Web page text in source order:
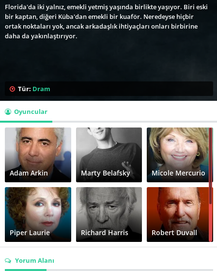
Florida'da iki yalnız, emekli yetmiş yaşında birlikte yaşıyor. Biri eski
bir kaptan, diğeri Küba'dan emekli bir kuaför. Neredeyse hiçbir
ortak noktaları yok, ancak arkadaşlık ihtiyaçları onları birbirine
daha da yakınlaştırıyor.
Tür: Dram
Oyuncular
Adam Arkin Marty Belafsky Micole Mercurio
Piper Laurie Richard Harris Robert Duvall
Yorum Alanı